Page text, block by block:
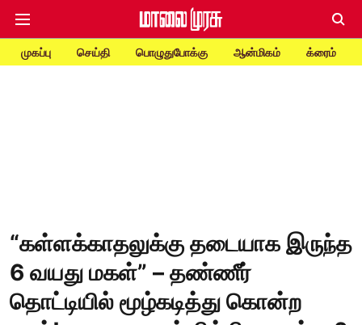
முகப்பு செய்தி பொழுதுபோக்கு ஆன்மிகம் க்ரைம்
“கள்ளக்காதலுக்கு தடையாக இருந்த
6 வயது மகள்” – தண்ணீர்
தொட்டியில் மூழ்கடித்து கொன்ற